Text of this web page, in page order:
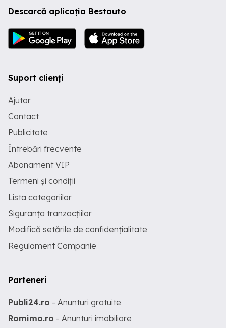
Descarcă aplicația Bestauto
Suport clienți
Ajutor
Contact
Publicitate
Întrebări frecvente
Abonament VIP
Termeni și condiții
Lista categoriilor
Siguranța tranzacțiilor
Modifică setările de confidențialitate
Regulament Campanie
Parteneri
Publi24.ro - Anunturi gratuite
Romimo.ro - Anunturi imobiliare